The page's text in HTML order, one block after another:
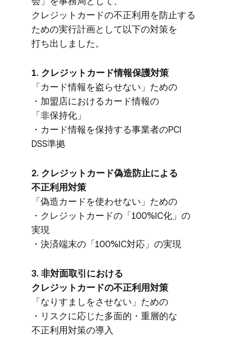
クレジットカードの​不正利用を​防止する​
ための​実行計画と​して​以下の​対策を​
打ち出しました。
1. クレジットカード情報保護対策
​「カード情報を​盗らせない」ための​
・加盟店に​おける​カード情報の​
「非保持化」​
・カード情報を​保持する​事業者の​PCI
DSS準拠
2. クレジットカード偽造防止に​よる​
不正利用対策
​「偽造カードを​使わせない」ための​
・クレジットカードの​「100%IC化」の​
実現
・決済端末の​「100%IC対応」の​実現
3. 非​対面取引に​おける​
クレジットカードの​不正利用対策
​「なりすましを​させない」ための​
・リスクに​応じた​多面的・重層的な​
不正利用対策の​導入